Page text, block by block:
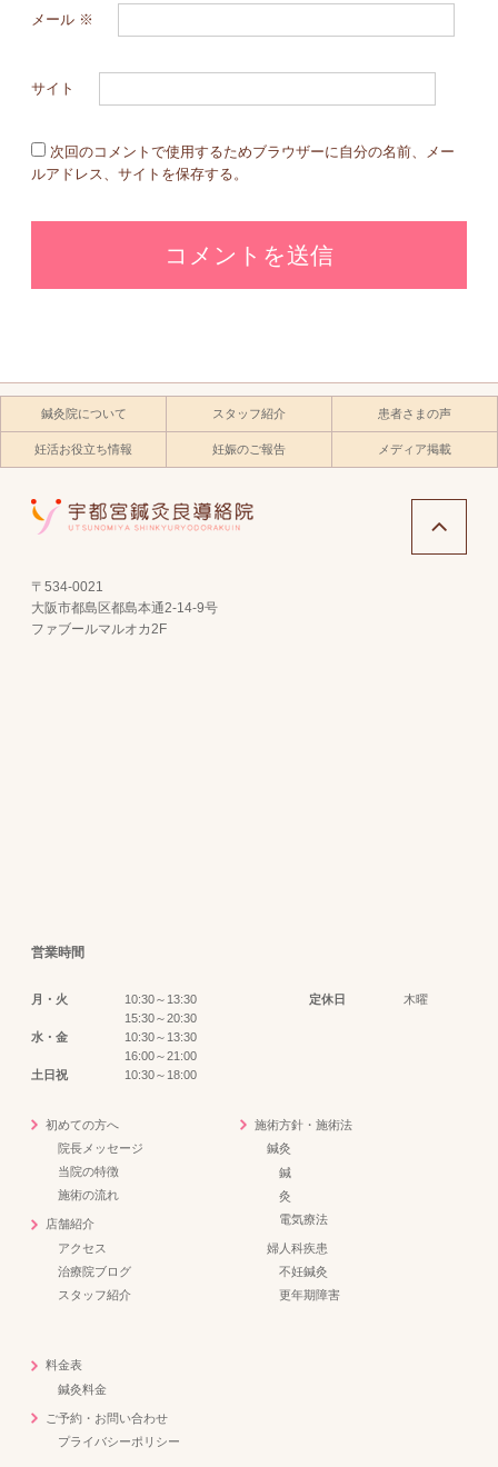
メール ※
サイト
次回のコメントで使用するためブラウザーに自分の名前、メー
ルアドレス、サイトを保存する。
鍼灸院について スタッフ紹介 患者さまの声
妊活お役立ち情報 妊娠のご報告 メディア掲載
〒534-0021
大阪市都島区都島本通2-14-9号
ファブールマルオカ2F
営業時間
月・火
10:30～13:30
15:30～20:30
定休日 木曜
水・金
10:30～13:30
16:00～21:00
土日祝
10:30～18:00
初めての方へ
院長メッセージ
当院の特徴
施術の流れ
店舗紹介
アクセス
治療院ブログ
スタッフ紹介
施術方針・施術法
鍼灸
鍼
灸
電気療法
婦人科疾患
不妊鍼灸
更年期障害
料金表
鍼灸料金
ご予約・お問い合わせ
プライバシーポリシー